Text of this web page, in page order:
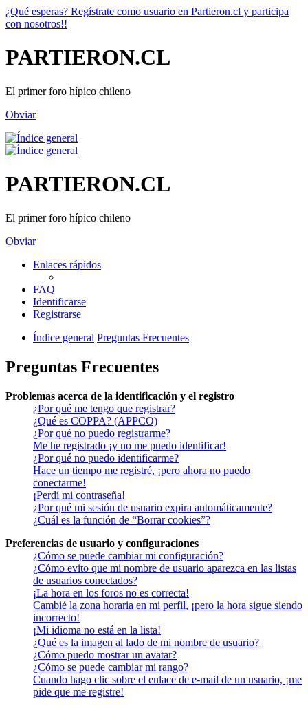
¿Qué esperas? Regístrate como usuario en Partieron.cl y participa
con nosotros!!
PARTIERON.CL
El primer foro hípico chileno
Obviar
PARTIERON.CL
El primer foro hípico chileno
Obviar
Enlaces rápidos
FAQ
Identificarse
Registrarse
Índice general Preguntas Frecuentes
Preguntas Frecuentes
Problemas acerca de la identificación y el registro
¿Por qué me tengo que registrar?
¿Qué es COPPA? (APPCO)
¿Por qué no puedo registrarme?
Me he registrado ¡y no me puedo identificar!
¿Por qué no puedo identificarme?
Hace un tiempo me registré, ¡pero ahora no puedo
conectarme!
¡Perdí mi contraseña!
¿Por qué mi sesión de usuario expira automáticamente?
¿Cuál es la función de “Borrar cookies”?
Preferencias de usuario y configuraciones
¿Cómo se puede cambiar mi configuración?
¿Cómo evito que mi nombre de usuario aparezca en las listas
de usuarios conectados?
¡La hora en los foros no es correcta!
Cambié la zona horaria en mi perfil, ¡pero la hora sigue siendo
incorrecto!
¡Mi idioma no está en la lista!
¿Qué es la imagen al lado de mi nombre de usuario?
¿Cómo puedo mostrar un avatar?
¿Cómo se puede cambiar mi rango?
Cuando hago clic sobre el enlace de e-mail de un usuario, ¡me
pide que me registre!